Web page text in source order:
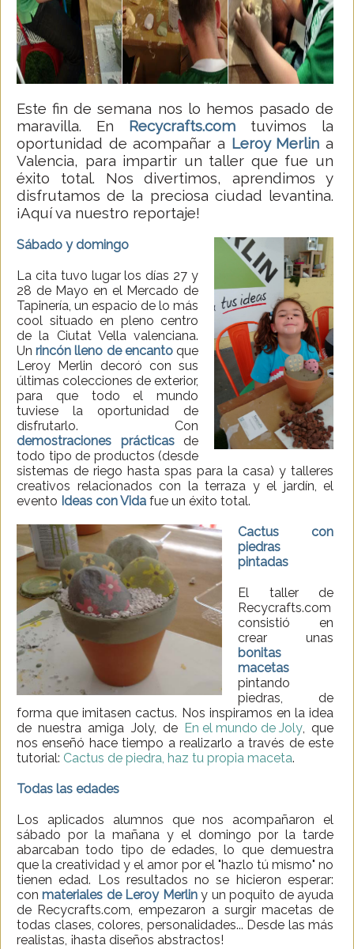
Este fin de semana nos lo hemos pasado de
maravilla. En Recycrafts.com tuvimos la
oportunidad de acompañar a Leroy Merlin a
Valencia, para impartir un taller que fue un
éxito total. Nos divertimos, aprendimos y
disfrutamos de la preciosa ciudad levantina.
¡Aquí va nuestro reportaje!
Sábado y domingo
La cita tuvo lugar los días 27 y
28 de Mayo en el Mercado de
Tapinería, un espacio de lo más
cool situado en pleno centro
de la Ciutat Vella valenciana.
Un rincón lleno de encantoque
Leroy Merlin decoró con sus
últimas colecciones de exterior,
para que todo el mundo
tuviese la oportunidad de
disfrutarlo. Con
demostraciones prácticasde
todo tipo de productos (desde
sistemas de riego hasta spas para la casa) y talleres
creativos relacionados con la terraza y el jardín, el
evento Ideas con Vida fue un éxito total.
Cactus con
piedras
pintadas
El taller de
Recycrafts.com
consistió en
crear unas
bonitas
macetas
pintando
piedras, de
forma que imitasen cactus. Nos inspiramos en la idea
de nuestra amiga Joly, de En el mundo de Joly, que
nos enseñó hace tiempo a realizarlo a través de este
tutorial: Cactus de piedra, haz tu propia maceta.
Todas las edades
Los aplicados alumnos que nos acompañaron el
sábado por la mañana y el domingo por la tarde
abarcaban todo tipo de edades, lo que demuestra
que la creatividad y el amor por el "hazlo tú mismo" no
tienen edad. Los resultados no se hicieron esperar:
con materiales de Leroy Merliny un poquito de ayuda
de Recycrafts.com, empezaron a surgir macetas de
todas clases, colores, personalidades... Desde las más
realistas, ¡hasta diseños abstractos!